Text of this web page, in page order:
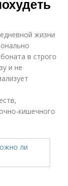
жизни
в строго
и не
кишечного